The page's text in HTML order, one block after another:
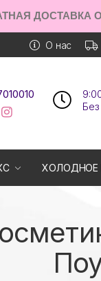
ДОСТАВКА
О нас
ХОЛОДНОЕ